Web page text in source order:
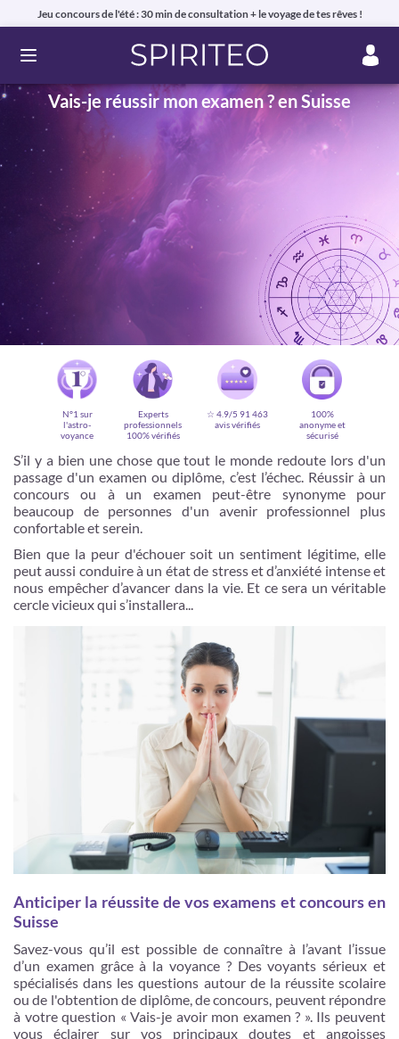
Jeu concours de l'été : 30 min de consultation + le voyage de tes rêves !
Ouvrir le menu
Vais-je réussir mon examen ? en Suisse
Voyance privée en ligne par téléphone, chat ou mail
99% de clients satisfaits, avis authentiques !
Je m'inscris
N°1 sur
l'astro-
voyance
Experts
professionnels
100% vérifiés
☆ 4.9/5 91 463
avis vérifiés
100%
anonyme et
sécurisé
S’il y a bien une chose que tout le monde redoute lors d'un
passage d'un examen ou diplôme, c’est l’échec. Réussir à un
concours ou à un examen peut-être synonyme pour
beaucoup de personnes d'un avenir professionnel plus
confortable et serein.
Bien que la peur d'échouer soit un sentiment légitime, elle
peut aussi conduire à un état de stress et d’anxiété intense et
nous empêcher d’avancer dans la vie. Et ce sera un véritable
cercle vicieux qui s’installera...
Anticiper la réussite de vos examens et concours en
Suisse
Savez-vous qu’il est possible de connaître à l’avant l’issue
d’un examen grâce à la voyance ? Des voyants sérieux et
spécialisés dans les questions autour de la réussite scolaire
ou de l'obtention de diplôme, de concours, peuvent répondre
à votre question « Vais-je avoir mon examen ? ». Ils peuvent
vous éclairer sur vos principaux doutes et angoisses